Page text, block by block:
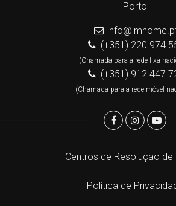
Porto
(+351) 220 974
(Chamada para a rede fixa
(+351) 912 447
(Chamada para a rede móvel
Centros de Resolução de
Política de